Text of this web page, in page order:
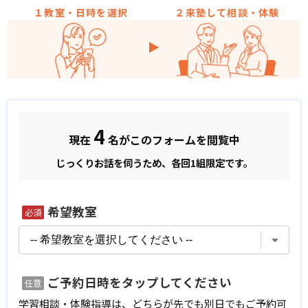
１教室・日時を選択 ２来塾して相談・体験
現在 4 名がこのフォームを閲覧中
じっくりお話を伺うため、各回1組限定です。
必須 希望教室
任意 ご予約日時をタップしてください
学習相談・体験指導は、どちらが先でも別日でもご予約可